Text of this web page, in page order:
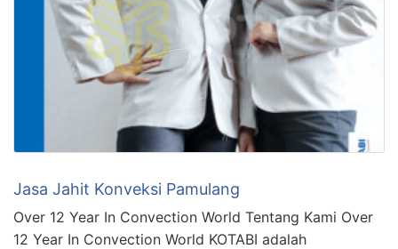
Jasa Jahit Konveksi Pamulang
Over 12 Year In Convection World Tentang Kami Over
12 Year In Convection World KOTABI adalah